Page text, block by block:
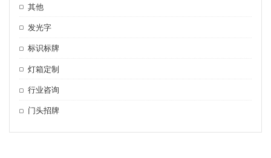
其他
发光字
标识标牌
灯箱定制
行业咨询
门头招牌